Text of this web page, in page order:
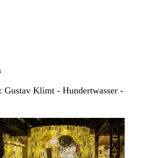
Gustav Klimt - Hundertwasser -
Pinson